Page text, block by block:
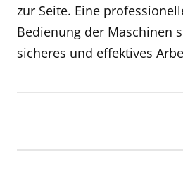
zur Seite. Eine
Bedienung der Maschinen
sicheres und effektives